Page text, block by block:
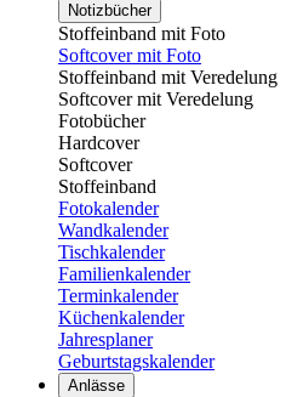
Notizbücher
Stoffeinband mit Foto
Softcover mit Foto
Stoffeinband mit Veredelung
Softcover mit Veredelung
Fotobücher
Hardcover
Softcover
Stoffeinband
Fotokalender
Wandkalender
Tischkalender
Familienkalender
Terminkalender
Küchenkalender
Jahresplaner
Geburtstagskalender
Anlässe